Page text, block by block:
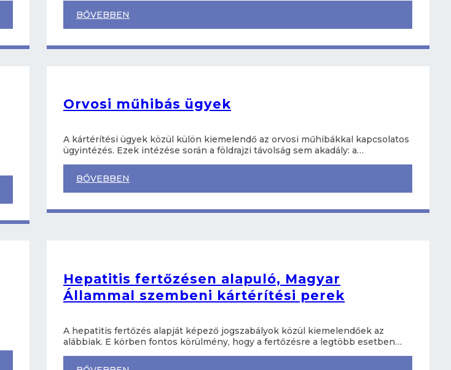
BŐVEBBEN
Orvosi műhibás ügyek
A kártérítési ügyek közül külön kiemelendő az orvosi műhibákkal kapcsolatos
ügyintézés. Ezek intézése során a földrajzi távolság sem akadály: a…
BŐVEBBEN
Hepatitis fertőzésen alapuló, Magyar
Állammal szembeni kártérítési perek
A hepatitis fertőzés alapját képező jogszabályok közül kiemelendőek az
alábbiak. E körben fontos körülmény, hogy a fertőzésre a legtöbb esetben…